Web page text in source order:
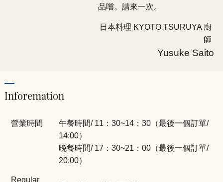
品嚐。請來一次。
日本料理 KYOTO TSURUYA 廚
師
Yusuke Saito
Inforemation
營業時間
午餐時間/ 11：30~14：30（最後一個訂單/
14:00）
晚餐時間/ 17：30~21：00（最後一個訂單/
20:00）
Regular